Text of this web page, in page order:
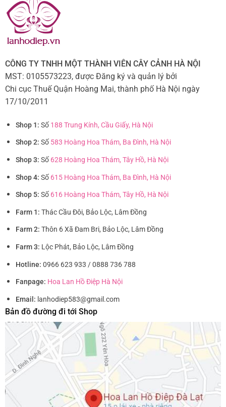
CÔNG TY TNHH MỘT THÀNH VIÊN CÂY CẢNH HÀ NỘI
MST: 0105573223, được Đăng ký và quản lý bởi
Chi cục Thuế Quận Hoàng Mai, thành phố Hà Nội ngày
17/10/2011
Shop 1: Số 188 Trung Kính, Cầu Giấy, Hà Nội
Shop 2: Số 583 Hoàng Hoa Thám, Ba Đình, Hà Nội
Shop 3: Số 628 Hoàng Hoa Thám, Tây Hồ, Hà Nội
Shop 4: Số 615 Hoàng Hoa Thám, Ba Đình, Hà Nội
Shop 5: Số 616 Hoàng Hoa Thám, Tây Hồ, Hà Nội
Farm 1: Thác Cầu Đôi, Bảo Lộc, Lâm Đồng
Farm 2: Thôn 6 Xã Đam Bri, Bảo Lộc, Lâm Đồng
Farm 3: Lộc Phát, Bảo Lộc, Lâm Đồng
Hotline: 0966 623 933 / 0888 736 788
Fanpage: Hoa Lan Hồ Điệp Hà Nội
Email: lanhodiep583@gmail.com
Bản đồ đường đi tới Shop